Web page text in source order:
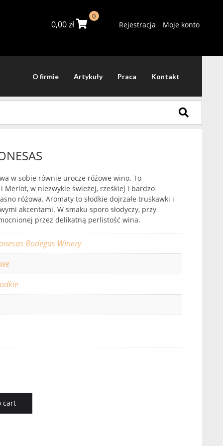
0,00zł
0
Rejestracja Moje konto
O firmie Artykuły Praca Kontakt
w sobie równie urocze różowe wino. To
Merlot, w niezwykle świeżej, rześkiej i bardzo
różowa. Aromaty to słodkie dojrzałe truskawki i
akcentami. W smaku sporo słodyczy, przy
przez delikatną perlistość wina.
Bodegas Winery
cart